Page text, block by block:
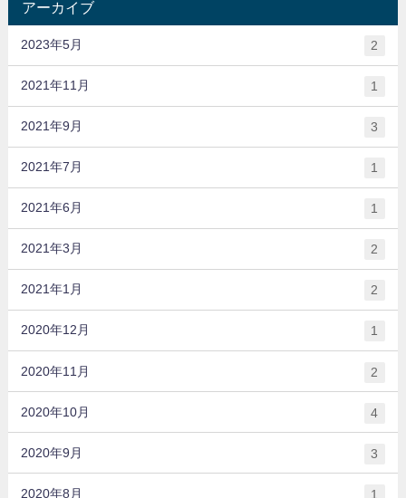
アーカイブ
2023年5月 2
2021年11月 1
2021年9月 3
2021年7月 1
2021年6月 1
2021年3月 2
2021年1月 2
2020年12月 1
2020年11月 2
2020年10月 4
2020年9月 3
2020年8月 1